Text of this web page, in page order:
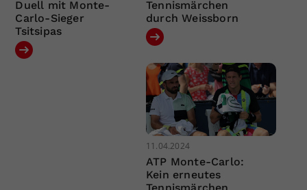
Duell mit Monte-
Carlo-Sieger
Tsitsipas
Tennismärchen
durch Weissborn
11.04.2024
ATP Monte-Carlo:
Kein erneutes